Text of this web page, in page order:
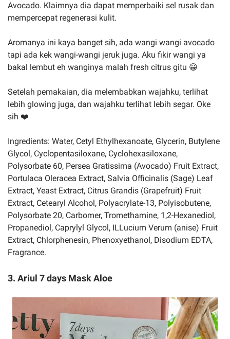
Avocado. Klaimnya dia dapat memperbaiki sel rusak dan
mempercepat regenerasi kulit.
Aromanya ini kaya banget sih, ada wangi wangi avocado
tapi ada kek wangi-wangi jeruk juga. Aku fikir wangi ya
bakal lembut eh wanginya malah fresh citrus gitu 😀
Setelah pemakaian, dia melembabkan wajahku, terlihat
lebih glowing juga, dan wajahku terlihat lebih segar. Oke
sih ❤️
Ingredients: Water, Cetyl Ethylhexanoate, Glycerin, Butylene
Glycol, Cyclopentasiloxane, Cyclohexasiloxane,
Polysorbate 60, Persea Gratissima (Avocado) Fruit Extract,
Portulaca Oleracea Extract, Salvia Officinalis (Sage) Leaf
Extract, Yeast Extract, Citrus Grandis (Grapefruit) Fruit
Extract, Cetearyl Alcohol, Polyacrylate-13, Polyisobutene,
Polysorbate 20, Carbomer, Tromethamine, 1,2-Hexanediol,
Propanediol, Caprylyl Glycol, ILLucium Verum (anise) Fruit
Extract, Chlorphenesin, Phenoxyethanol, Disodium EDTA,
Fragrance.
3. Ariul 7 days Mask Aloe